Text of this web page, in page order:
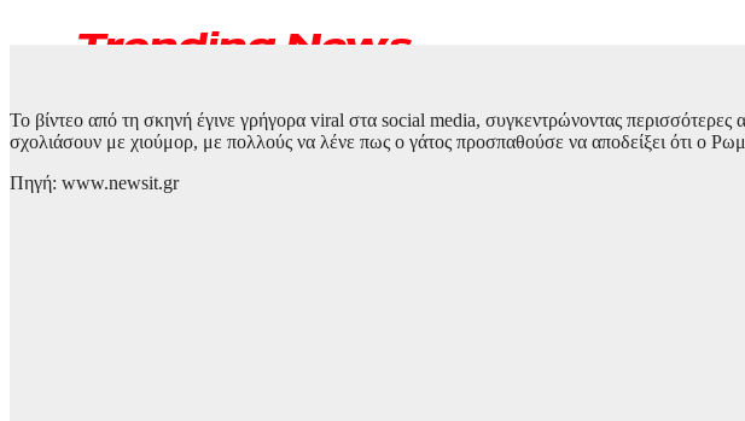
Το βίντεο από τη σκηνή έγινε γρήγορα viral στα social media, συγκεντρώνοντας
σχολιάσουν με χιούμορ, με πολλούς να λένε πως ο γάτος προσπαθούσε να αποδείξει ότι ο
Πηγή: www.newsit.gr